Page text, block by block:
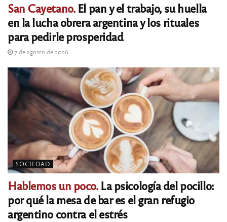
San Cayetano.El pan y el trabajo, su huella
en la lucha obrera argentina y los rituales
para pedirle prosperidad
7 de agosto de 2026
SOCIEDAD
Hablemos un poco.La psicología del pocillo:
por qué la mesa de bar es el gran refugio
argentino contra el estrés